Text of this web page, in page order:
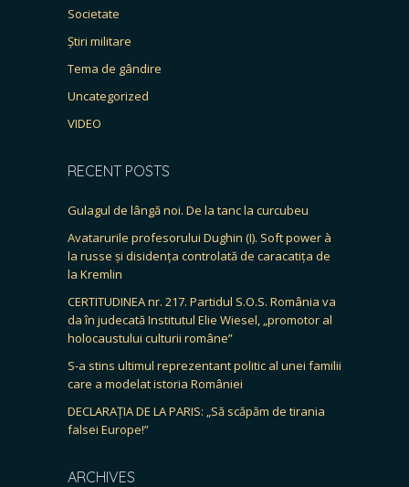
Societate
Știri militare
Tema de gândire
Uncategorized
VIDEO
RECENT POSTS
Gulagul de lângă noi. De la tanc la curcubeu
Avatarurile profesorului Dughin (I). Soft power à
la russe și disidența controlată de caracatița de
la Kremlin
CERTITUDINEA nr. 217. Partidul S.O.S. România va
da în judecată Institutul Elie Wiesel, „promotor al
holocaustului culturii române”
S-a stins ultimul reprezentant politic al unei familii
care a modelat istoria României
DECLARAȚIA DE LA PARIS: „Să scăpăm de tirania
falsei Europe!”
ARCHIVES